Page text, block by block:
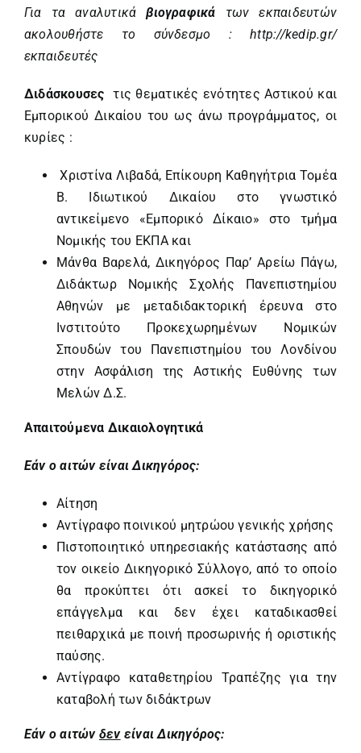
Για τα αναλυτικά βιογραφικά των εκπαιδευτών
ακολουθήστε το σύνδεσμο :http://kedip.gr/
εκπαιδευτές
Διδάσκουσες τις θεματικές ενότητες Αστικού και
Εμπορικού Δικαίου του ως άνω προγράμματος, οι
κυρίες :
Χριστίνα Λιβαδά, Επίκουρη Καθηγήτρια Τομέα
Β. Ιδιωτικού Δικαίου στο γνωστικό
αντικείμενο «Εμπορικό Δίκαιο» στο τμήμα
Νομικής του ΕΚΠΑ και
Μάνθα Βαρελά, Δικηγόρος Παρ’ Αρείω Πάγω,
Διδάκτωρ Νομικής Σχολής Πανεπιστημίου
Αθηνών με μεταδιδακτορική έρευνα στο
Ινστιτούτο Προκεχωρημένων Νομικών
Σπουδών του Πανεπιστημίου του Λονδίνου
στην Ασφάλιση της Αστικής Ευθύνης των
Μελών Δ.Σ.
Απαιτούμενα Δικαιολογητικά
Εάν ο αιτών είναι Δικηγόρος:
Αίτηση
Αντίγραφο ποινικού μητρώου γενικής χρήσης
Πιστοποιητικό υπηρεσιακής κατάστασης από
τον οικείο Δικηγορικό Σύλλογο, από το οποίο
θα προκύπτει ότι ασκεί το δικηγορικό
επάγγελμα και δεν έχει καταδικασθεί
πειθαρχικά με ποινή προσωρινής ή οριστικής
παύσης.
Αντίγραφο καταθετηρίου Τραπέζης για την
καταβολή των διδάκτρων
Εάν ο αιτών δενείναι Δικηγόρος: